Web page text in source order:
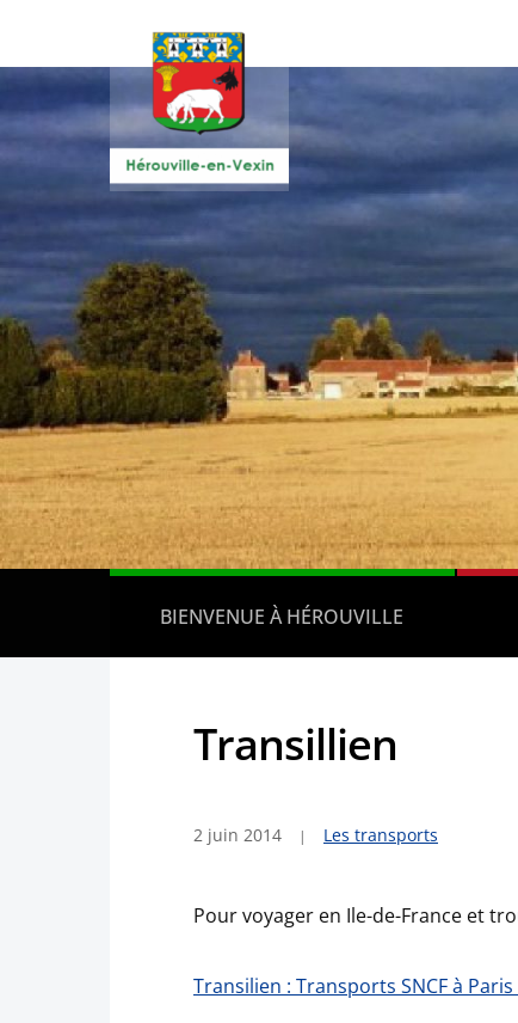
BIENVENUE À HÉROUVILLE
Transillien
2 juin 2014 Les transports
Pour voyager en Ile-de-France et
Transilien : Transports SNCF à